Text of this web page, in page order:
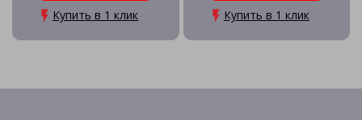
Купить в 1 клик Купить в 1 клик